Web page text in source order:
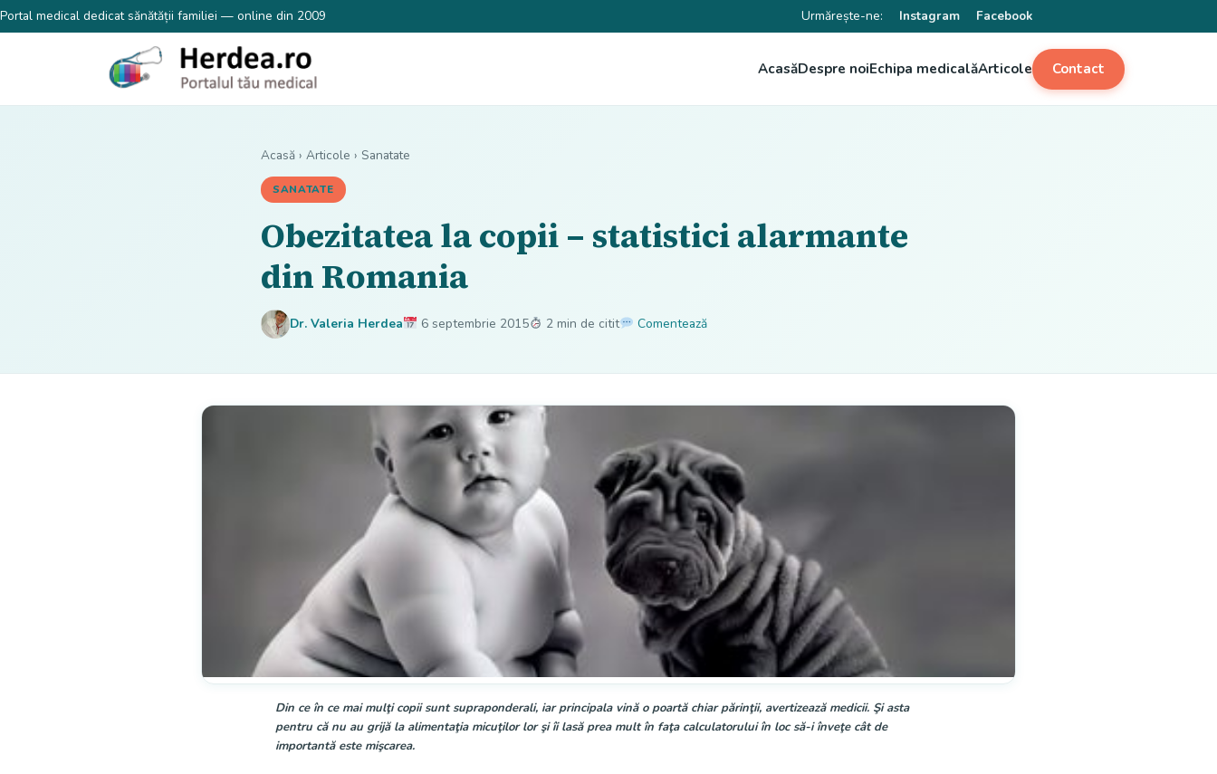
Portal medical dedicat sănătății familiei — online din 2009 Urmărește-ne: Instagram Facebook
AcasăDespre noiEchipa medicalăArticole Contact
Acasă › Articole › Sanatate
SANATATE
Obezitatea la copii – statistici alarmante
din Romania
Dr. Valeria Herdea 6 septembrie 2015 2 min de citit Comentează
Din ce în ce mai mulţi copii sunt supraponderali, iar principala vină o poartă chiar părinţii, avertizează medicii. Şi asta
pentru că nu au grijă la alimentaţia micuţilor lor şi îi lasă prea mult în faţa calculatorului în loc să-i înveţe cât de
importantă este mişcarea.